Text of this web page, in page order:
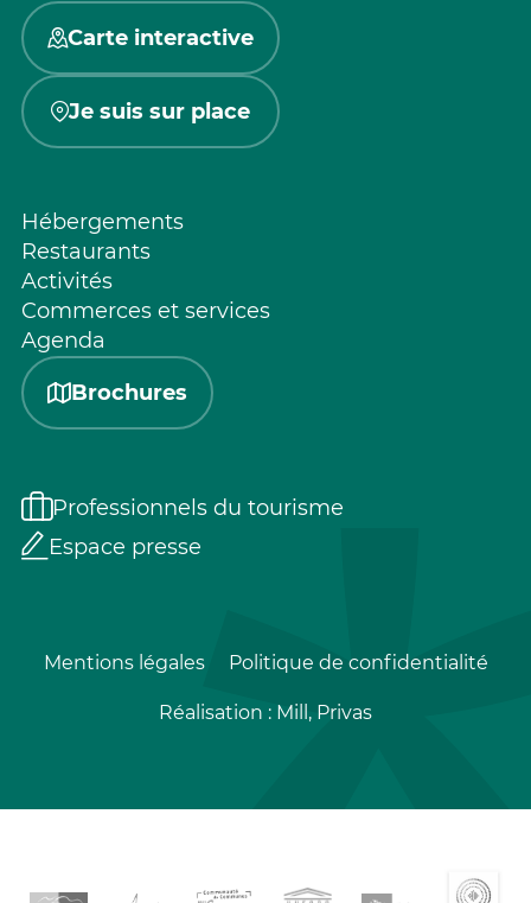
Carte interactive
Je suis sur place
Hébergements
Restaurants
Activités
Commerces et services
Agenda
Brochures
Professionnels du tourisme
Espace presse
Mentions légales Politique de confidentialité
Réalisation : Mill, Privas